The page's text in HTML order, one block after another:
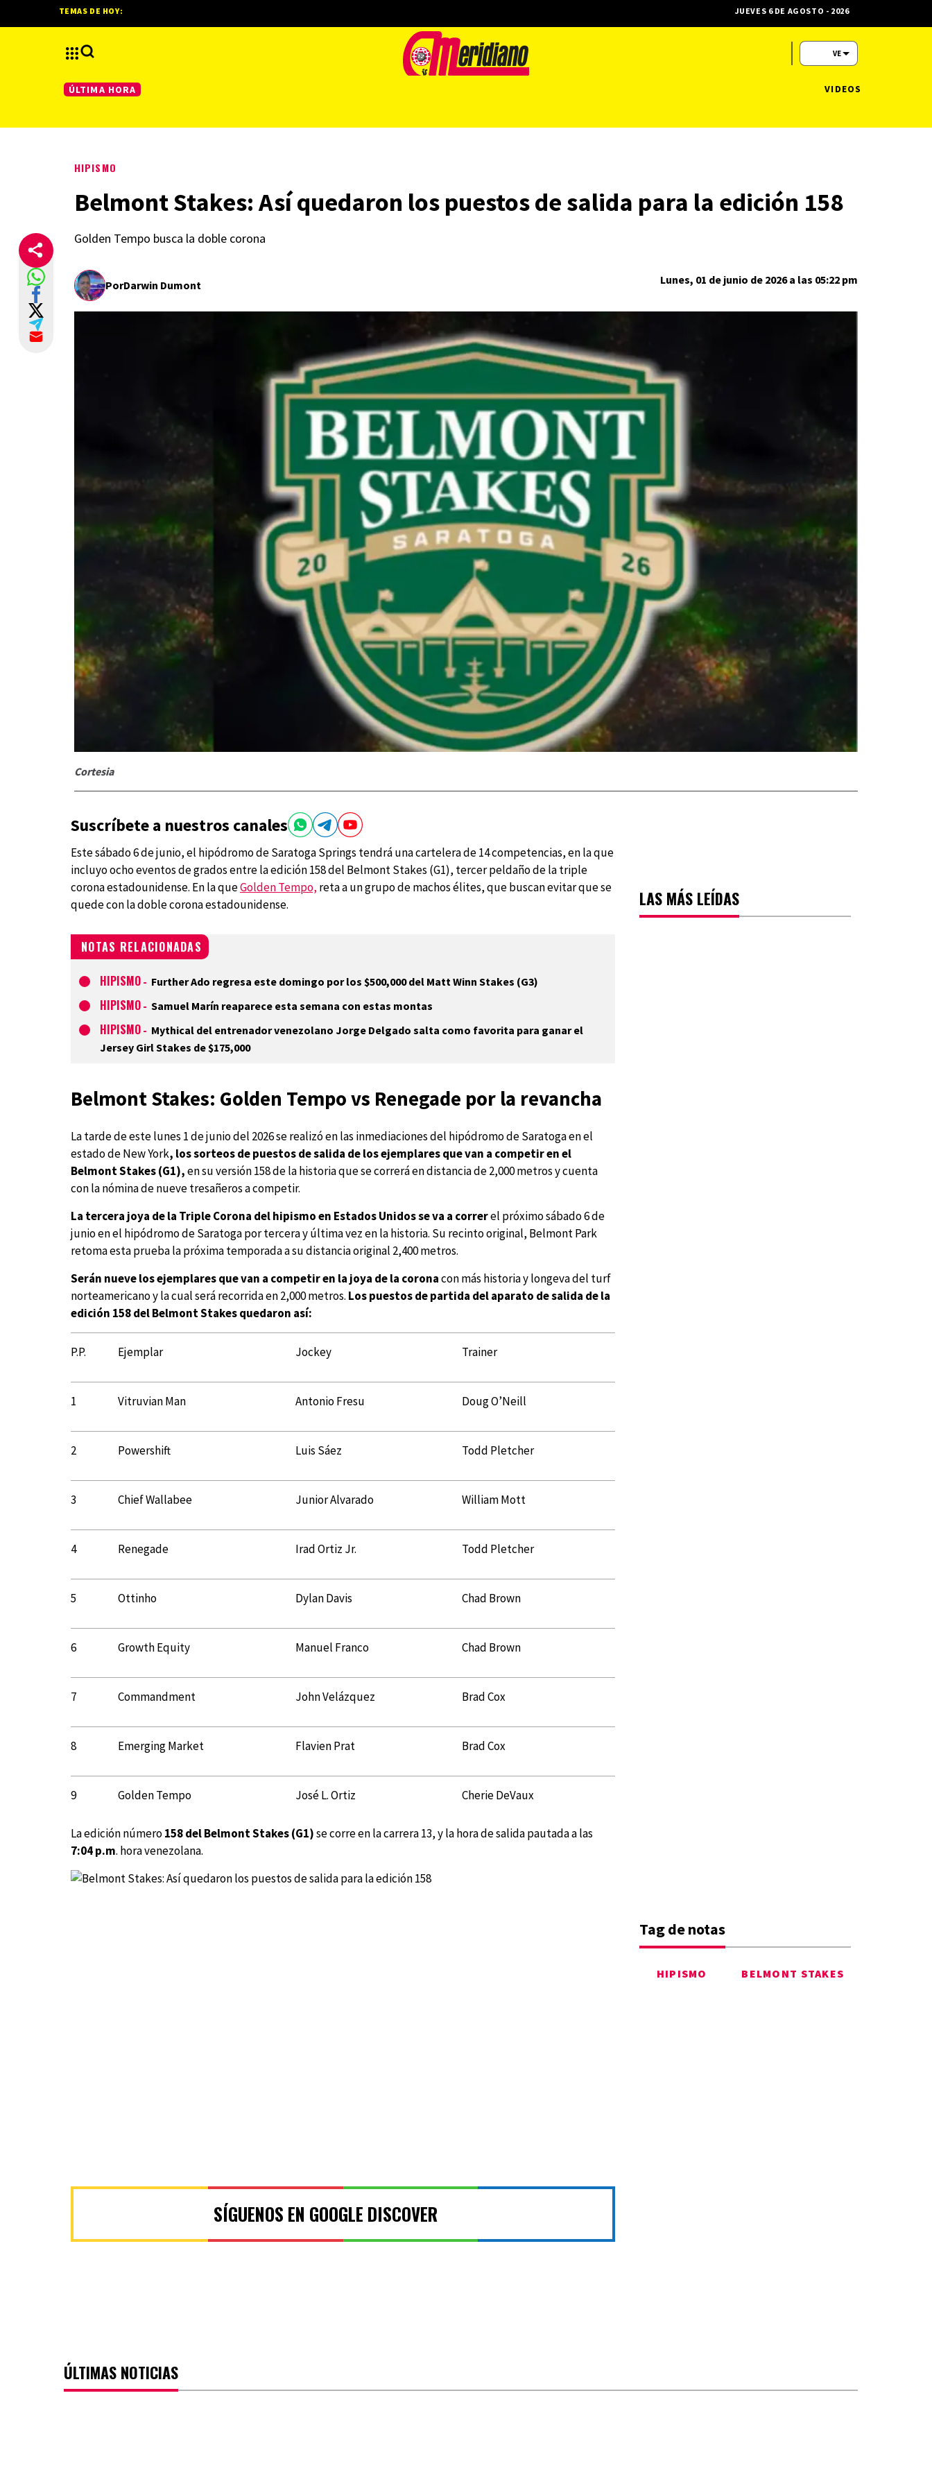
HIPISMO
Belmont Stakes: Así quedaron los puestos de salida para la edición 158
Golden Tempo busca la doble corona
PorDarwin Dumont Lunes, 01 de junio de 2026 a las 05:22 pm
Cortesia
Suscríbete a nuestros canales
Este sábado 6 de junio, el hipódromo de Saratoga Springs tendrá una cartelera de 14 competencias, en la que
incluyo ocho eventos de grados entre la edición 158 del Belmont Stakes (G1), tercer peldaño de la triple
corona estadounidense. En la queGolden Tempo, reta a un grupo de machos élites, que buscan evitar que se
quede con la doble corona estadounidense.
NOTAS RELACIONADAS
HIPISMO - Further Ado regresa este domingo por los $500,000 del Matt Winn Stakes (G3)
HIPISMO - Samuel Marín reaparece esta semana con estas montas
HIPISMO - Mythical del entrenador venezolano Jorge Delgado salta como favorita para ganar el
Jersey Girl Stakes de $175,000
Belmont Stakes: Golden Tempo vs Renegade por la revancha
La tarde de este lunes 1 de junio del 2026 se realizó en las inmediaciones del hipódromo de Saratoga en el
estado de New York, los sorteos de puestos de salida de los ejemplares que van a competir en el
Belmont Stakes (G1),en su versión 158 de la historia que se correrá en distancia de 2,000 metros y cuenta
con la nómina de nueve tresañeros a competir.
La tercera joya de la Triple Corona del hipismo en Estados Unidos se va a correrel próximo sábado 6 de
junio en el hipódromo de Saratoga por tercera y última vez en la historia. Su recinto original, Belmont Park
retoma esta prueba la próxima temporada a su distancia original 2,400 metros.
Serán nueve los ejemplares que van a competir en la joya de la coronacon más historia y longeva del turf
norteamericano y la cual será recorrida en 2,000 metros. Los puestos de partida del aparato de salida de la
edición 158 del Belmont Stakes quedaron así:
P.P. Ejemplar Jockey Trainer
1 Vitruvian Man Antonio Fresu Doug O’Neill
2 Powershift Luis Sáez Todd Pletcher
3 Chief Wallabee Junior Alvarado William Mott
4 Renegade Irad Ortiz Jr. Todd Pletcher
5 Ottinho Dylan Davis Chad Brown
6 Growth Equity Manuel Franco Chad Brown
7 Commandment John Velázquez Brad Cox
8 Emerging Market Flavien Prat Brad Cox
9 Golden Tempo José L. Ortiz Cherie DeVaux
La edición número158 del Belmont Stakes (G1)se corre en la carrera 13, y la hora de salida pautada a las
7:04 p.m. hora venezolana.
SÍGUENOS EN GOOGLE DISCOVER
LAS MÁS LEÍDAS
Tag de notas
HIPISMO BELMONT STAKES
ÚLTIMAS NOTICIAS
TEMAS DE HOY: JUEVES 6 DE AGOSTO - 2026
VE
ÚLTIMA HORA VIDEOS